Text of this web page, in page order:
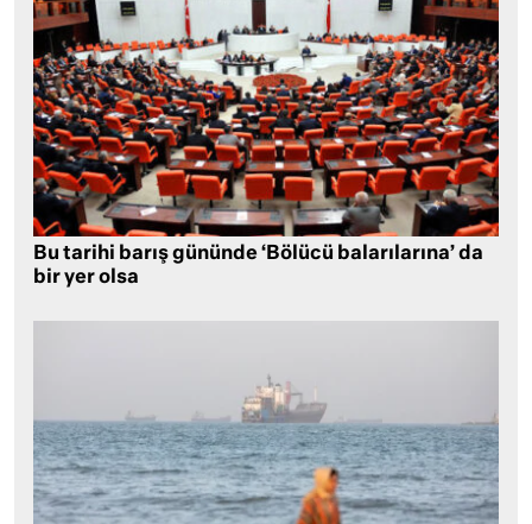
Bu tarihi barış gününde ‘Bölücü balarılarına’ da
bir yer olsa